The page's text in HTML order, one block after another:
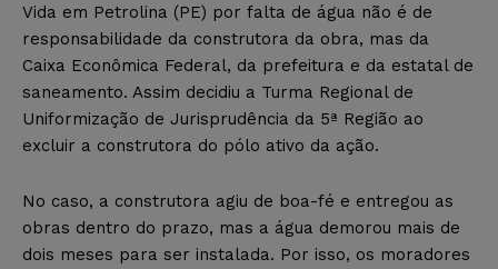
Vida em Petrolina (PE) por falta de água não é de
responsabilidade da construtora da obra, mas da
Caixa Econômica Federal, da prefeitura e da estatal de
saneamento. Assim decidiu a Turma Regional de
Uniformização de Jurisprudência da 5ª Região ao
excluir a construtora do pólo ativo da ação.
No caso, a construtora agiu de boa-fé e entregou as
obras dentro do prazo, mas a água demorou mais de
dois meses para ser instalada. Por isso, os moradores